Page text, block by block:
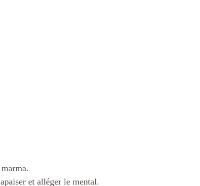
et alléger le mental.